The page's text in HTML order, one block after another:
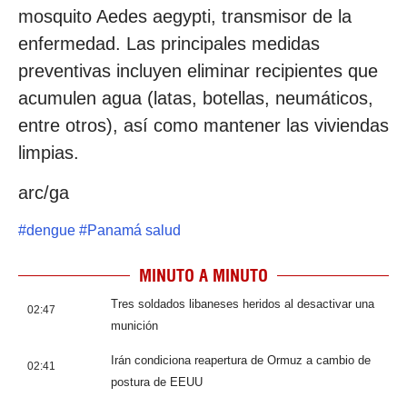
mosquito Aedes aegypti, transmisor de la
enfermedad. Las principales medidas
preventivas incluyen eliminar recipientes que
acumulen agua (latas, botellas, neumáticos,
entre otros), así como mantener las viviendas
limpias.
arc/ga
#dengue #Panamá salud
MINUTO A MINUTO
02:47
Tres soldados libaneses heridos al desactivar una
munición
02:41
Irán condiciona reapertura de Ormuz a cambio de
postura de EEUU